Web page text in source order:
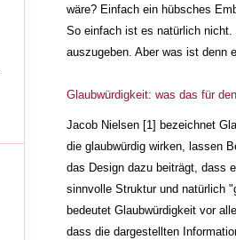
wäre? Einfach ein hübsches
So einfach ist es natürlich
auszugeben. Aber was ist denn
Glaubwürdigkeit: was das für
Jacob Nielsen [1] bezeichnet
die glaubwürdig wirken, lassen
das Design dazu beiträgt, dass
sinnvolle Struktur und natürlich
bedeutet Glaubwürdigkeit vor
dass die dargestellten